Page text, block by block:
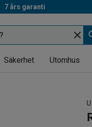
7 års garanti
Säkerhet Utomhus